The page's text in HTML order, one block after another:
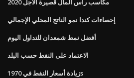
مكاسب رأس المال قصيرة الأجل 2020
إحصاءات كندا نمو الناتج المحلي الإجمالي
أفضل نمط شمعدان للتداول اليوم
الاعتماد على النفط حسب البلد
زيادة أسعار النفط في 1970s